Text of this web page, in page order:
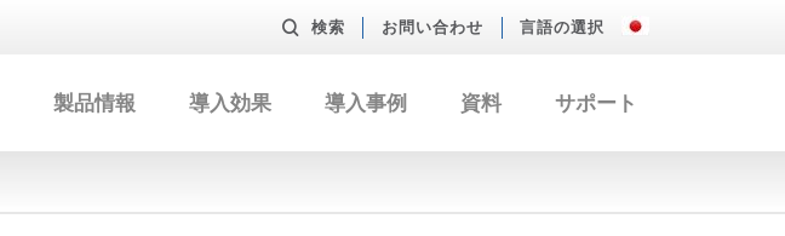
検索 お問い合わせ 言語の選択
製品情報 導入効果 導入事例 資料 サポート